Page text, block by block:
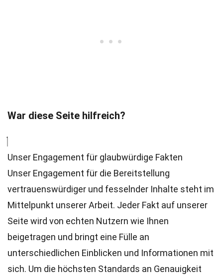
War diese Seite hilfreich?
Unser Engagement für glaubwürdige Fakten
Unser Engagement für die Bereitstellung
vertrauenswürdiger und fesselnder Inhalte steht im
Mittelpunkt unserer Arbeit. Jeder Fakt auf unserer
Seite wird von echten Nutzern wie Ihnen
beigetragen und bringt eine Fülle an
unterschiedlichen Einblicken und Informationen mit
sich. Um die höchsten Standards an Genauigkeit